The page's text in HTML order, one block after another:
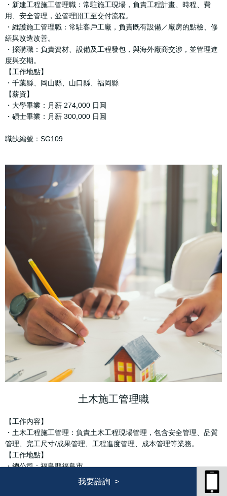
我要諮詢
・新建工程施工管理職：常駐施工現場，負責工程計畫、時程、費
用、安全管理，並管理開工至交付流程。
・維護施工管理職：常駐客戶工廠，負責既有設備／廠房的點檢、修
繕與改造改善。
・採購職：負責資材、設備及工程發包，與海外廠商交涉，並管理進
度與交期。
【工作地點】
・千葉縣、岡山縣、山口縣、福岡縣
【薪資】
・大學畢業：月薪 274,000 日圓
・碩士畢業：月薪 300,000 日圓
職缺編號：SG109
土木施工管理職
【工作內容】
・土木工程施工管理：負責土木工程現場管理，包含安全管理、品質
管理、完工尺寸/成果管理、工程進度管理、成本管理等業務。
【工作地點】
・總公司：福島縣福島市
・各工程現場：福島縣、岩手縣、宮城縣、關東地區一帶